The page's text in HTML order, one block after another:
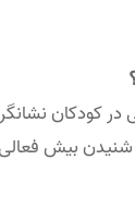
کودکان
شنیدن بیش